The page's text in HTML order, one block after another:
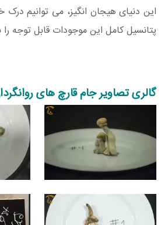
این دنیای هیجان انگیز، می توانیم
پتانسیل کامل این موجودات قابل توجه را
گالری تصاویر جام قارچ های